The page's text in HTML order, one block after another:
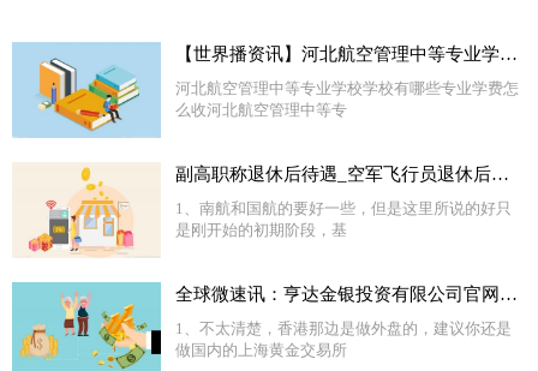
【世界播资讯】河北航空管理中等专业学校学校有哪些专业 学费怎么收
河北航空管理中等专业学校学校有哪些专业学费怎
么收河北航空管理中等专
副高职称退休后待遇_空军飞行员退休后待遇_全球热门
1、南航和国航的要好一些，但是这里所说的好只
是刚开始的初期阶段，基
全球微速讯：亨达金银投资有限公司官网网上开户网址_亨达金银投资有限公司
1、不太清楚，香港那边是做外盘的，建议你还是
做国内的上海黄金交易所